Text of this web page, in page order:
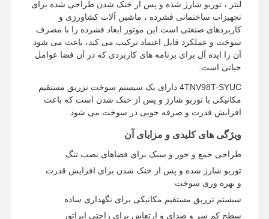
خانه محصولات
مجازی
لیتر ، توربو شارژ شده و پس از خنک شدن طراحی شده برای
تجهیزات ساختمانی فشرده ، ماشین آلات کشاورزی و
کاربردهای صنعتی است.این موتور ابعاد فشرده را با مصرف
سوخت و عملکرد قابل اعتماد ترکیب می کند، باعث می شود
آن را ایده آل برای برنامه های کاربردی که در آن فضا عوامل
حیاتی است.
4TNV98T-SYUC دارای یک سیستم سوخت تزریق مستقیم
مکانیکی با توربو شارژ و پس از خنک شدن است که باعث
افزایش قدرت و صرفه جویی در سوخت می شود.
ویژگی های کلیدی و مزایای آن
طراحی جمع و جور و سبک برای فضاهای نصب تنگ
توربو شارژ شده و پس از خنک شدن برای افزایش قدرت
و بهره وری سوخت
سیستم تزریق مستقیم مکانیکی برای نگهداری ساده
سطح کم سر و صدای و ارتعاش برای راحتی اپراتور